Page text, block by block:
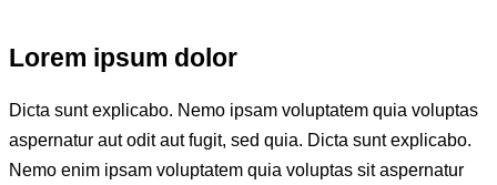
Lorem ipsum dolor
Dicta sunt explicabo. Nemo ipsam voluptatem quia voluptas
aspernatur aut odit aut fugit, sed quia. Dicta sunt explicabo.
Nemo enim ipsam voluptatem quia voluptas sit aspernatur